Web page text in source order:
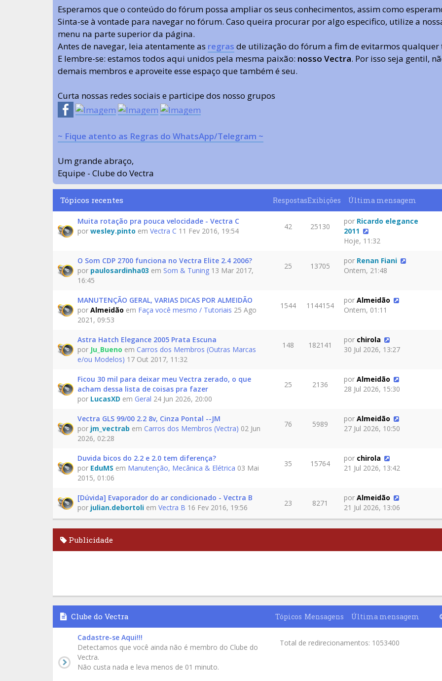
Esperamos que o conteúdo do fórum possa ampliar os seus conhecimentos, assim como
Sinta-se à vontade para navegar no fórum. Caso queira procurar por algo especifico, utilize a
menu na parte superior da página.
Antes de navegar, leia atentamente as regras de utilização do fórum a fim de evitarmos qualquer
E lembre-se: estamos todos aqui unidos pela mesma paixão: nosso Vectra. Por isso seja gentil,
demais membros e aproveite esse espaço que também é seu.
Curta nossas redes sociais e participe dos nosso grupos
~ Fique atento as Regras do WhatsApp/Telegram ~
Um grande abraço,
Equipe - Clube do Vectra
Tópicos recentes RespostasExibições Última mensagem
Muita rotação pra pouca velocidade - Vectra C
por wesley.pinto em Vectra C 11 Fev 2016, 19:54 42 25130
por Ricardo elegance
2011
Hoje, 11:32
O Som CDP 2700 funciona no Vectra Elite 2.4 2006?
por paulosardinha03 em Som & Tuning 13 Mar 2017,
16:45
25 13705
por Renan Fiani
Ontem, 21:48
MANUTENÇÃO GERAL, VARIAS DICAS POR ALMEIDÃO
por Almeidão em Faça você mesmo / Tutoriais 25 Ago
2021, 09:53
1544 1144154
por Almeidão
Ontem, 01:11
Astra Hatch Elegance 2005 Prata Escuna
por Ju_Bueno em Carros dos Membros (Outras Marcas
e/ou Modelos) 17 Out 2017, 11:32
148 182141
por chirola
30 Jul 2026, 13:27
Ficou 30 mil para deixar meu Vectra zerado, o que
acham dessa lista de coisas pra fazer
por LucasXD em Geral 24 Jun 2026, 20:00
25 2136
por Almeidão
28 Jul 2026, 15:30
Vectra GLS 99/00 2.2 8v, Cinza Pontal --JM
por jm_vectrab em Carros dos Membros (Vectra) 02 Jun
2026, 02:28
76 5989
por Almeidão
27 Jul 2026, 10:50
Duvida bicos do 2.2 e 2.0 tem diferença?
por EduMS em Manutenção, Mecânica & Elétrica 03 Mai
2015, 01:06
35 15764
por chirola
21 Jul 2026, 13:42
[Dúvida] Evaporador do ar condicionado - Vectra B
por julian.debortoli em Vectra B 16 Fev 2016, 19:56 23 8271
por Almeidão
21 Jul 2026, 13:06
Publicidade
Clube do Vectra Tópicos Mensagens Última mensagem
Cadastre-se Aqui!!!
Detectamos que você ainda não é membro do Clube do
Vectra.
Não custa nada e leva menos de 01 minuto.
Total de redirecionamentos: 1053400